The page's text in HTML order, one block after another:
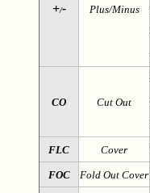
+/- Plus/Minus
CO Cut Out
FLC Cover
FOC Fold Out Cover